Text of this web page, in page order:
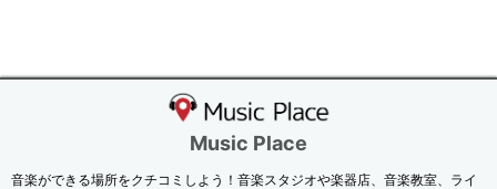
Music Place
音楽ができる場所をクチコミしよう！音楽スタジオや楽器店、音楽教室、ライ